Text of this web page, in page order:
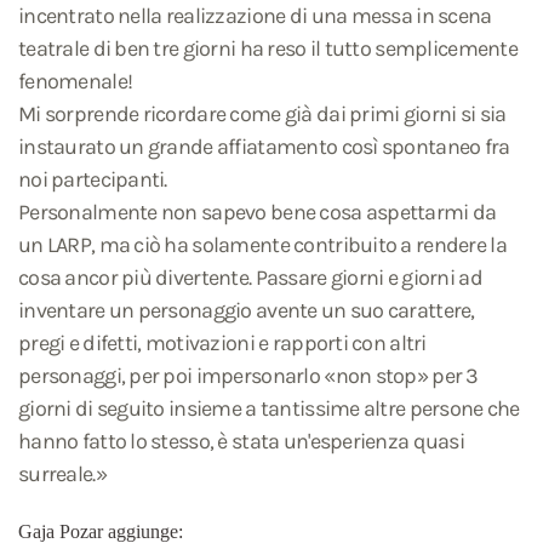
incentrato nella realizzazione di una messa in scena
teatrale di ben tre giorni ha reso il tutto semplicemente
fenomenale!
Mi sorprende ricordare come già dai primi giorni si sia
instaurato un grande affiatamento così spontaneo fra
noi partecipanti.
Personalmente non sapevo bene cosa aspettarmi da
un LARP, ma ciò ha solamente contribuito a rendere la
cosa ancor più divertente. Passare giorni e giorni ad
inventare un personaggio avente un suo carattere,
pregi e difetti, motivazioni e rapporti con altri
personaggi, per poi impersonarlo «non stop» per 3
giorni di seguito insieme a tantissime altre persone che
hanno fatto lo stesso, è stata un'esperienza quasi
surreale.»
Gaja Pozar aggiunge: